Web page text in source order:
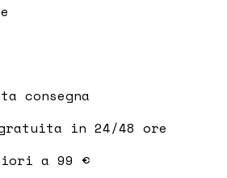
consegna
in 24/48 ore
a 99 €